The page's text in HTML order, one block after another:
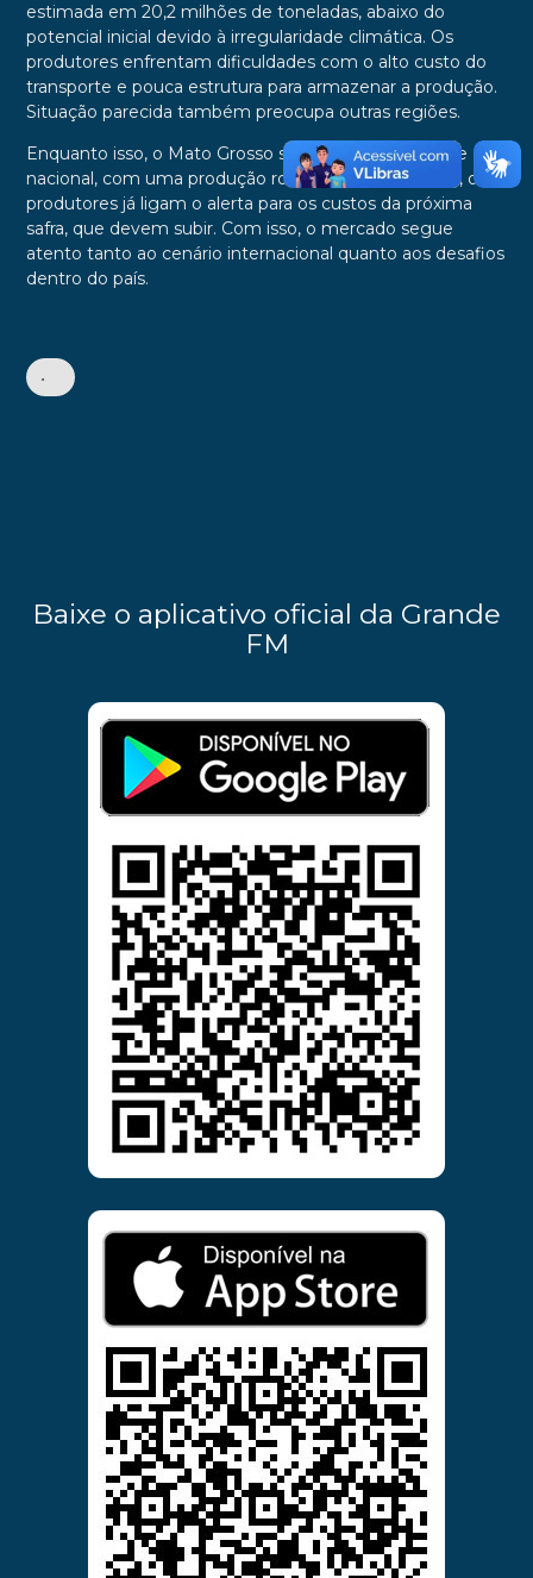
estimada em 20,2 milhões de toneladas, abaixo do
potencial inicial devido à irregularidade climática. Os
produtores enfrentam dificuldades com o alto custo do
transporte e pouca estrutura para armazenar a produção.
Situação parecida também preocupa outras regiões.
Enquanto isso, o Mato Grosso segue como destaque
nacional, com uma produção robusta. Mesmo assim, os
produtores já ligam o alerta para os custos da próxima
safra, que devem subir. Com isso, o mercado segue
atento tanto ao cenário internacional quanto aos desafios
dentro do país.
•
Baixe o aplicativo oficial da Grande
FM